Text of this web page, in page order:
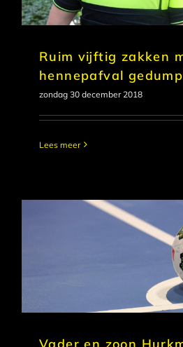
Ruim vijftig zakken
hennepafval
zondag 30 december 2018
Lees meer
Vader en zoon